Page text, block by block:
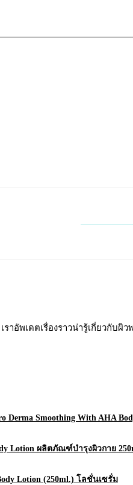
ราอัพเดตเรื่องราวน่ารู้เกี่ยวกั
Smoothing With AHA
Lotion ผลิตภัณฑ์บำรุงผิวกาย
Lotion (250ml.) โลชั่นเซรั่ม